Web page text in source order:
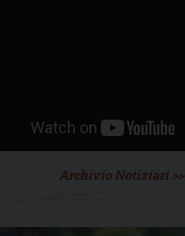
Archivio Notiziari >>